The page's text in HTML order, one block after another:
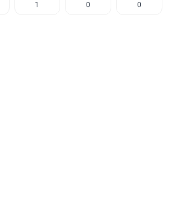
1 0 0